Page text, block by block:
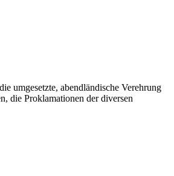
umgesetzte, abendländische Verehrung
die Proklamationen der diversen